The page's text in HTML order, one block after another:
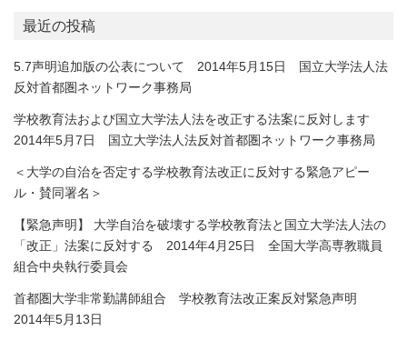
最近の投稿
5.7声明追加版の公表について 2014年5月15日 国立大学法人法
反対首都圏ネットワーク事務局
学校教育法および国立大学法人法を改正する法案に反対します
2014年5月7日 国立大学法人法反対首都圏ネットワーク事務局
＜大学の自治を否定する学校教育法改正に反対する緊急アピー
ル・賛同署名＞
【緊急声明】 大学自治を破壊する学校教育法と国立大学法人法の
「改正」法案に反対する 2014年4月25日 全国大学高専教職員
組合中央執行委員会
首都圏大学非常勤講師組合 学校教育法改正案反対緊急声明
2014年5月13日